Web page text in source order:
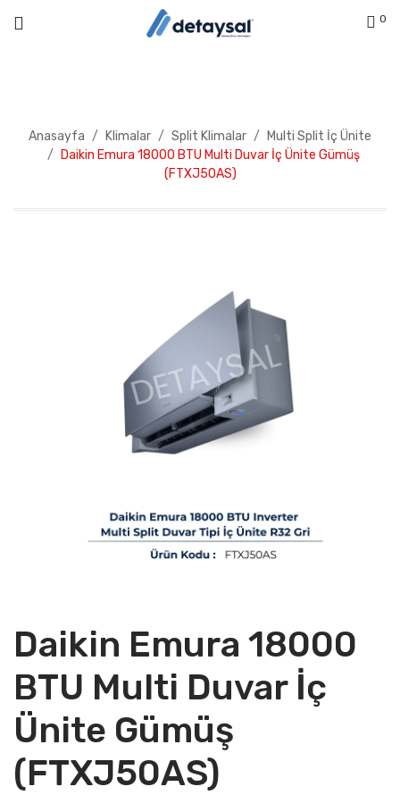
0
Anasayfa Klimalar Split Klimalar
Multi Split İç Ünite
Daikin Emura 18000 BTU Multi Duvar İç Ünite Gümüş
(FTXJ50AS)
Daikin Emura 18000
BTU Multi Duvar İç
Ünite Gümüş
(FTXJ50AS)